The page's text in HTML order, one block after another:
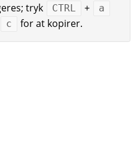
tryk CTRL + a
c
for at kopirer.